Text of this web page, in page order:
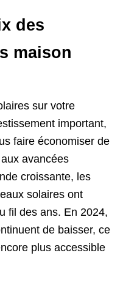
des
maison
sur votre
important,
faire économiser de
avancées
croissante, les
solaires ont
fil des ans. En 2024,
de baisser, ce
plus accessible